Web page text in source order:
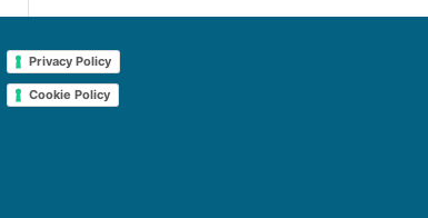
Privacy Policy
Cookie Policy